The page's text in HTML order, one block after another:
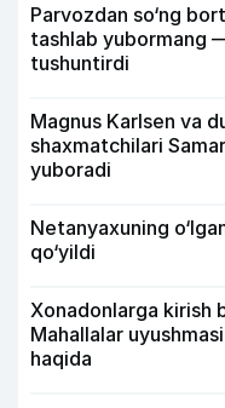
Parvozdan so‘ng
tashlab yubormang
tushuntirdi
Magnus Karlsen va
shaxmatchilari
yuboradi
Netanyaxuning
qo‘yildi
Xonadonlarga kirish
Mahallalar
haqida